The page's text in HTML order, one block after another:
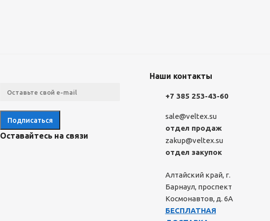
Оставайтесь на связи
Наши контакты
+7 385 253-43-60
sale@veltex.su
отдел продаж
zakup@veltex.su
отдел закупок
Алтайский край, г.
Барнаул, проспект
Космонавтов, д. 6А
БЕСПЛАТНАЯ